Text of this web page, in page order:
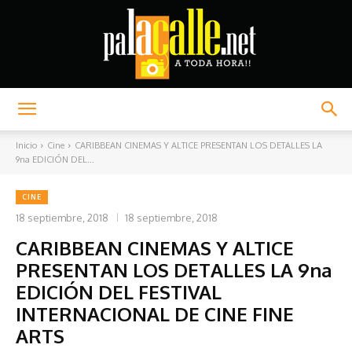
Inicio Cine
CARIBBEAN CINEMAS Y ALTICE PRESENTAN LOS DETALLES LA
9na EDICIÓN DEL...
CINE
18 septiembre, 2018 18 septiembre, 2018
CARIBBEAN CINEMAS Y ALTICE
PRESENTAN LOS DETALLES LA 9na
EDICIÓN DEL FESTIVAL
INTERNACIONAL DE CINE FINE
ARTS